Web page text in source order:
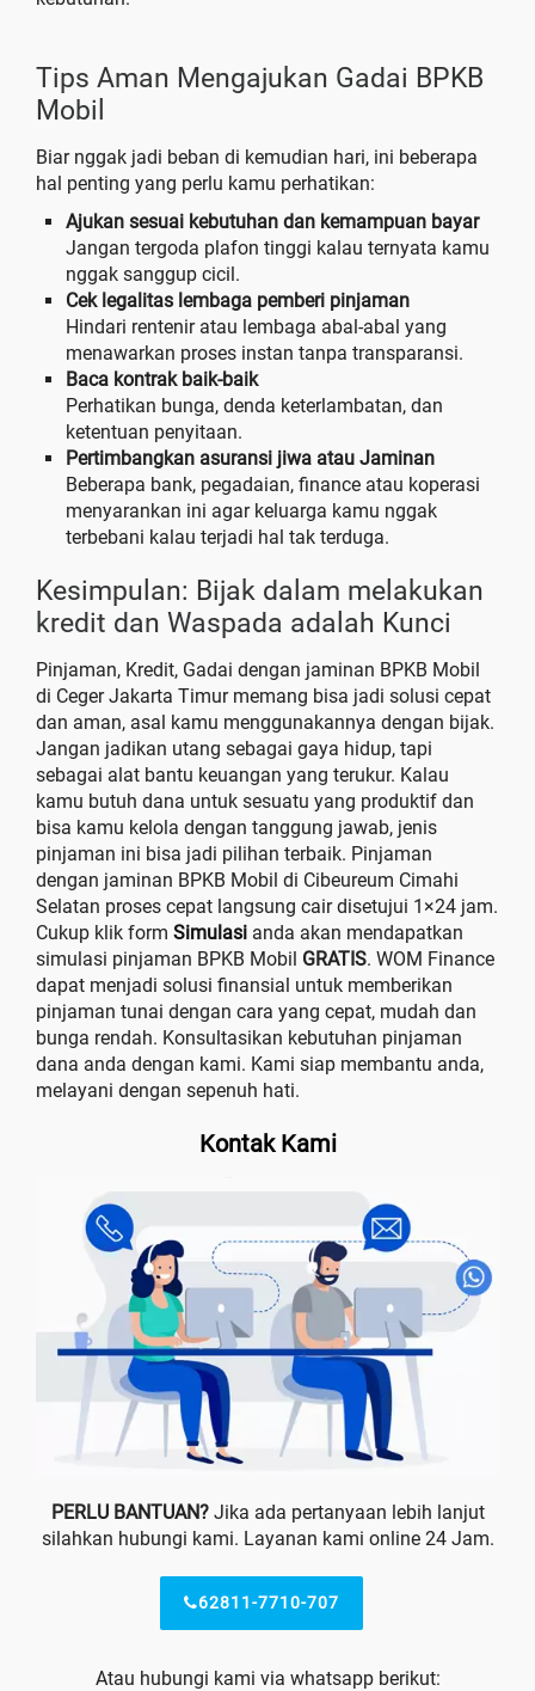
Tips Aman Mengajukan Gadai BPKB
Mobil
Biar nggak jadi beban di kemudian hari, ini beberapa
hal penting yang perlu kamu perhatikan:
Ajukan sesuai kebutuhan dan kemampuan bayar
Jangan tergoda plafon tinggi kalau ternyata kamu
nggak sanggup cicil.
Cek legalitas lembaga pemberi pinjaman
Hindari rentenir atau lembaga abal-abal yang
menawarkan proses instan tanpa transparansi.
Baca kontrak baik-baik
Perhatikan bunga, denda keterlambatan, dan
ketentuan penyitaan.
Pertimbangkan asuransi jiwa atau Jaminan
Beberapa bank, pegadaian, finance atau koperasi
menyarankan ini agar keluarga kamu nggak
terbebani kalau terjadi hal tak terduga.
Kesimpulan: Bijak dalam melakukan
kredit dan Waspada adalah Kunci
Pinjaman, Kredit, Gadai dengan jaminan BPKB Mobil
di Ceger Jakarta Timur memang bisa jadi solusi cepat
dan aman, asal kamu menggunakannya dengan bijak.
Jangan jadikan utang sebagai gaya hidup, tapi
sebagai alat bantu keuangan yang terukur. Kalau
kamu butuh dana untuk sesuatu yang produktif dan
bisa kamu kelola dengan tanggung jawab, jenis
pinjaman ini bisa jadi pilihan terbaik. Pinjaman
dengan jaminan BPKB Mobil di Cibeureum Cimahi
Selatan proses cepat langsung cair disetujui 1×24 jam.
Cukup klik form Simulasi anda akan mendapatkan
simulasi pinjaman BPKB Mobil GRATIS. WOM Finance
dapat menjadi solusi finansial untuk memberikan
pinjaman tunai dengan cara yang cepat, mudah dan
bunga rendah. Konsultasikan kebutuhan pinjaman
dana anda dengan kami. Kami siap membantu anda,
melayani dengan sepenuh hati.
Kontak Kami
PERLU BANTUAN?Jika ada pertanyaan lebih lanjut
silahkan hubungi kami. Layanan kami online 24 Jam.
62811-7710-707
Atau hubungi kami via whatsapp berikut: